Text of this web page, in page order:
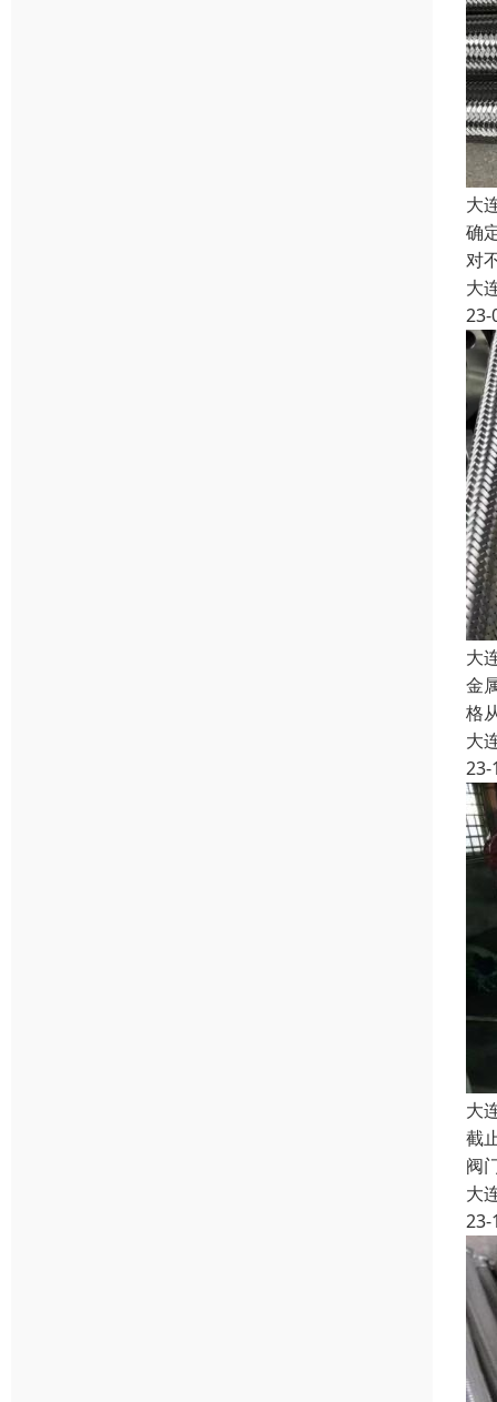
大
确
对
大
23-
大
金
格
大
23-
大
截
阀
大
23-